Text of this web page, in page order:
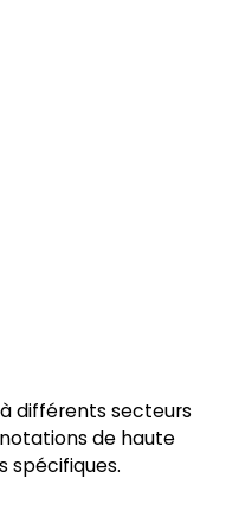
différents secteurs
de haute
spécifiques.